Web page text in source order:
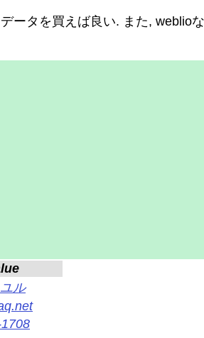
ータを買えば良い. また, weblio
ル